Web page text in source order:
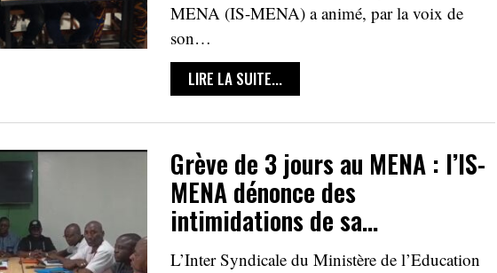
MENA (IS-MENA) a animé, par la voix de
son…
LIRE LA SUITE...
Grève de 3 jours au MENA : l’IS-
MENA dénonce des
intimidations de sa…
L’Inter Syndicale du Ministère de l’Education